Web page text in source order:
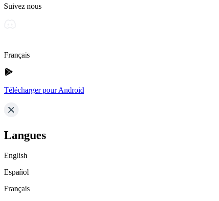
Suivez nous
Français
Télécharger pour Android
Langues
English
Español
Français